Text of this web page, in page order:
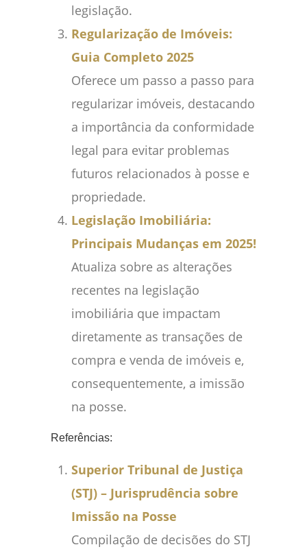
legislação.
Regularização de Imóveis:
Guia Completo 2025
Oferece um passo a passo para
regularizar imóveis, destacando
a importância da conformidade
legal para evitar problemas
futuros relacionados à posse e
propriedade.
Legislação Imobiliária:
Principais Mudanças em 2025!
Atualiza sobre as alterações
recentes na legislação
imobiliária que impactam
diretamente as transações de
compra e venda de imóveis e,
consequentemente, a imissão
na posse.
Referências:
Superior Tribunal de Justiça
(STJ) – Jurisprudência sobre
Imissão na Posse
Compilação de decisões do STJ